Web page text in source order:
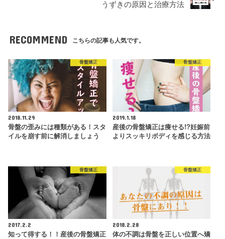
うずきの原因と治療方法
RECOMMEND こちらの記事も人気です。
骨盤矯正
2018.11.29
骨盤の歪みには種類がある！スタ
イルを崩す前に解消しましょう
骨盤矯正
2019.1.18
産後の骨盤矯正は痩せる!?妊娠前
よりスッキリボディを感じる方法
骨盤矯正
2017.2.2
知って得する！！産後の骨盤矯正
骨盤矯正
2018.2.28
体の不調は骨盤を正しい位置へ矯